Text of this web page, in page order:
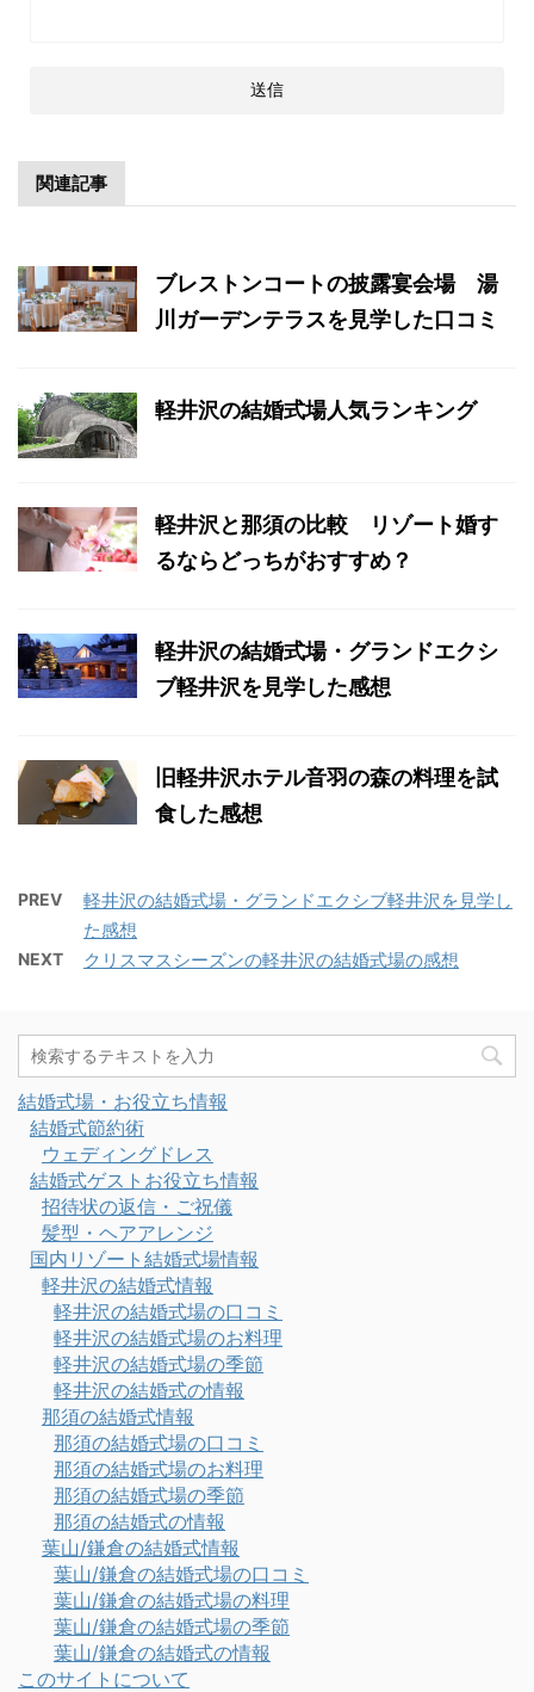
関連記事
ブレストンコートの披露宴会場 湯
川ガーデンテラスを見学した口コミ
軽井沢の結婚式場人気ランキング
軽井沢と那須の比較 リゾート婚す
るならどっちがおすすめ？
軽井沢の結婚式場・グランドエクシ
ブ軽井沢を見学した感想
旧軽井沢ホテル音羽の森の料理を試
食した感想
PREV
軽井沢の結婚式場・グランドエクシブ軽井沢を見学し
た感想
NEXT クリスマスシーズンの軽井沢の結婚式場の感想
結婚式場・お役立ち情報
結婚式節約術
ウェディングドレス
結婚式ゲストお役立ち情報
招待状の返信・ご祝儀
髪型・ヘアアレンジ
国内リゾート結婚式場情報
軽井沢の結婚式情報
軽井沢の結婚式場の口コミ
軽井沢の結婚式場のお料理
軽井沢の結婚式場の季節
軽井沢の結婚式の情報
那須の結婚式情報
那須の結婚式場の口コミ
那須の結婚式場のお料理
那須の結婚式場の季節
那須の結婚式の情報
葉山/鎌倉の結婚式情報
葉山/鎌倉の結婚式場の口コミ
葉山/鎌倉の結婚式場の料理
葉山/鎌倉の結婚式場の季節
葉山/鎌倉の結婚式の情報
このサイトについて